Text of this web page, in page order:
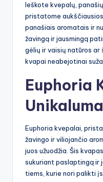
Ieškote kvepalų,
pristatome
panašiais aromatais ir
žavingą ir jausmingą
gėlių ir vaisių natūros ar
kvapai neabejotinai
Euphoria
Euphoria kvepalai,
žavingo ir viliojančio
juos užuodžia. Šis
sukuriant paslaptingą ir
tiems, kurie nori palikti